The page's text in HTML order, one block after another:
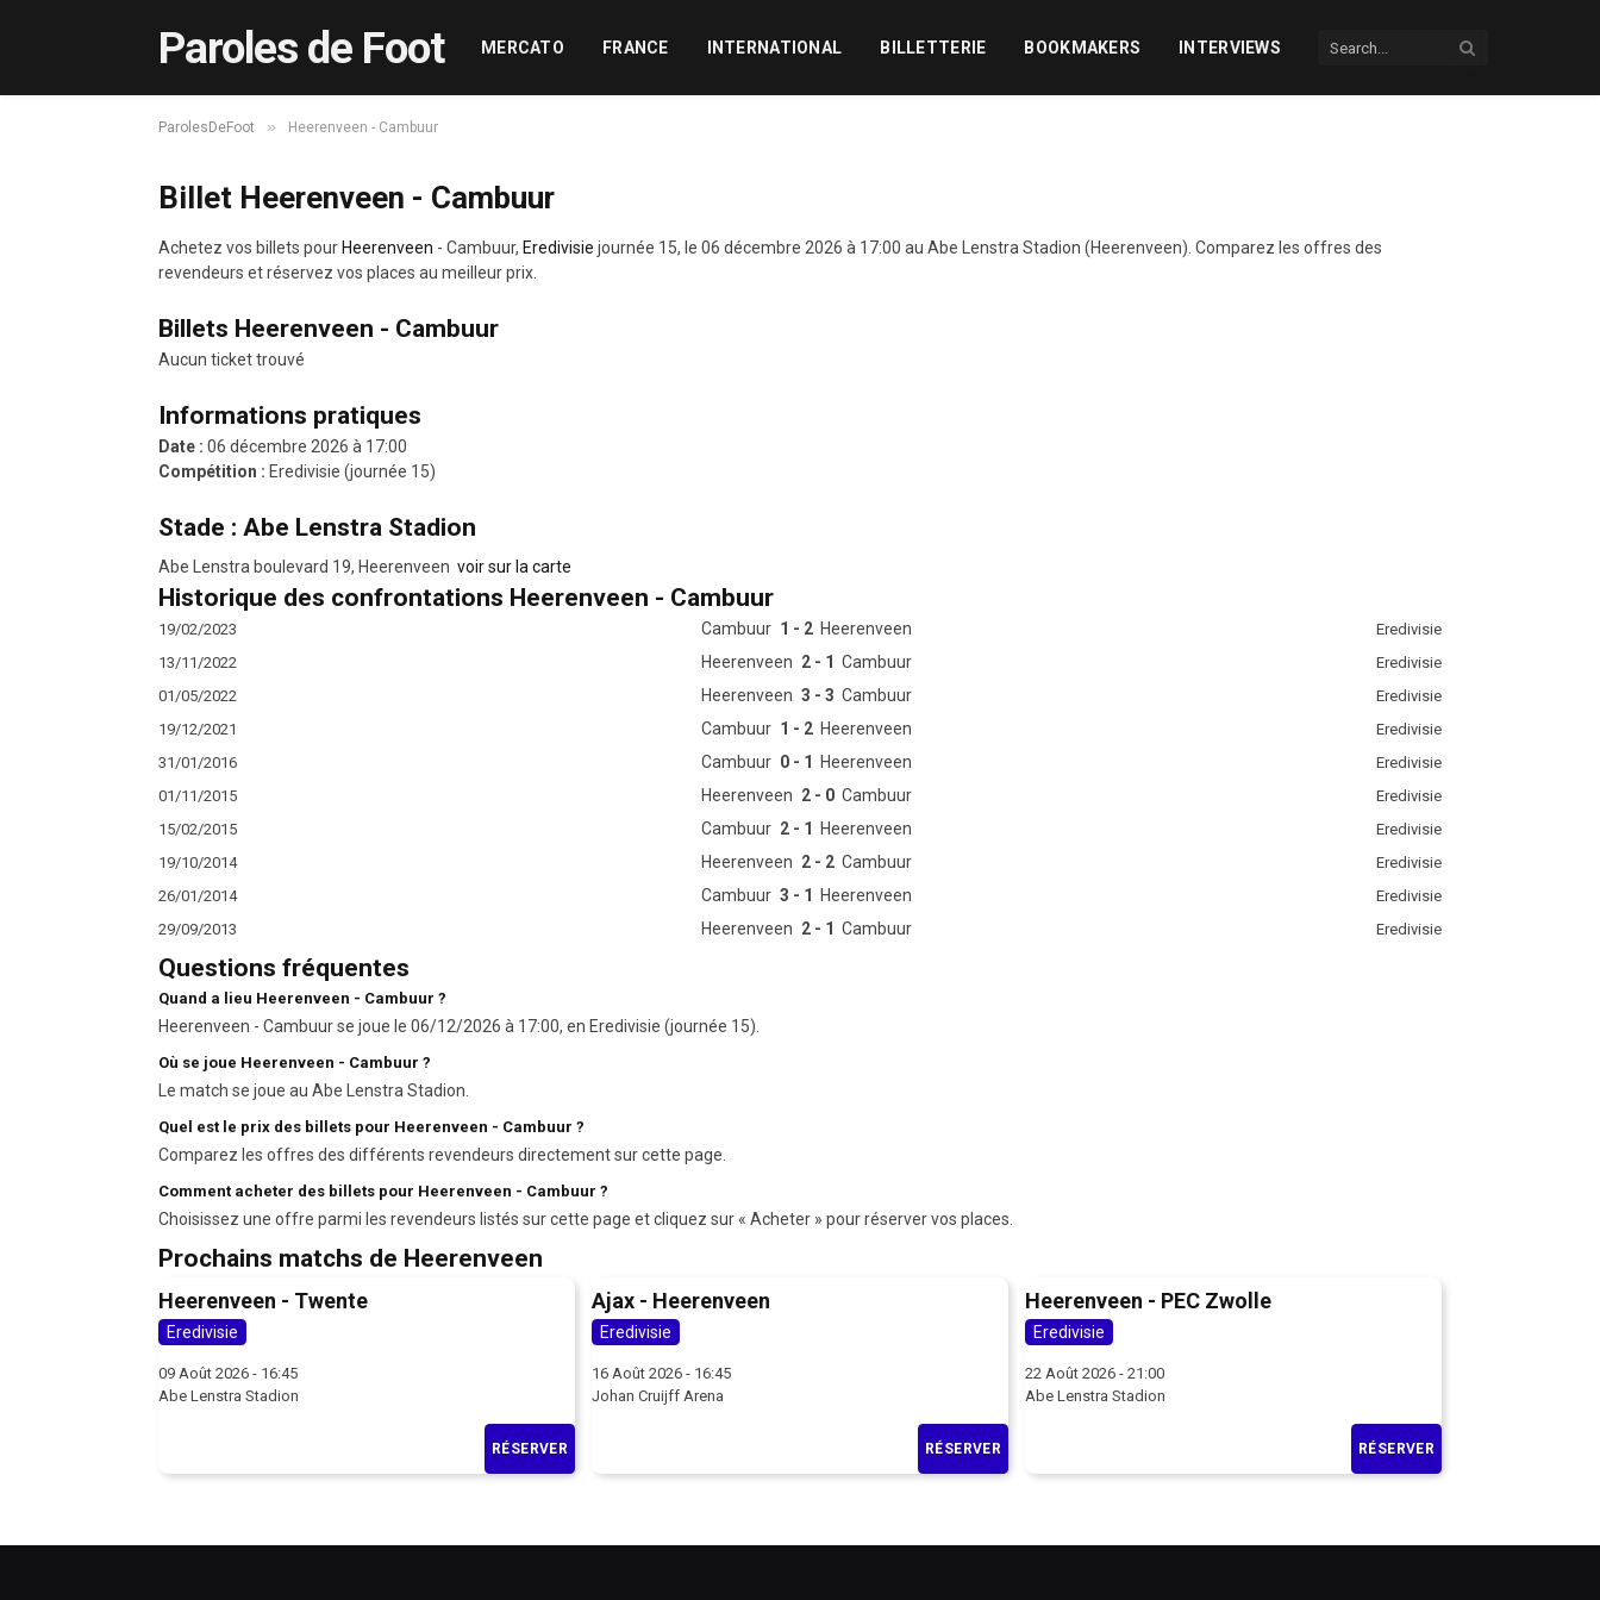
Paroles de Foot MERCATO FRANCE INTERNATIONAL BILLETTERIE BOOKMAKERS INTERVIEWS
ParolesDeFoot » Heerenveen - Cambuur
Billet Heerenveen - Cambuur
Achetez vos billets pour Heerenveen - Cambuur, Eredivisie journée 15, le 06 décembre 2026 à 17:00 au Abe Lenstra Stadion (Heerenveen). Comparez les offres des
revendeurs et réservez vos places au meilleur prix.
Billets Heerenveen - Cambuur
Aucun ticket trouvé
Informations pratiques
Date : 06 décembre 2026 à 17:00
Compétition : Eredivisie (journée 15)
Stade : Abe Lenstra Stadion
Abe Lenstra boulevard 19, Heerenveen voir sur la carte
Historique des confrontations Heerenveen - Cambuur
19/02/2023 Cambuur 1 - 2 Heerenveen
Eredivisie
13/11/2022
Heerenveen 2 - 1 Cambuur
Eredivisie
01/05/2022
Heerenveen 3 - 3 Cambuur
Eredivisie
19/12/2021
Cambuur 1 - 2 Heerenveen
Eredivisie
31/01/2016
Cambuur 0 - 1 Heerenveen
Eredivisie
01/11/2015
Heerenveen 2 - 0 Cambuur
Eredivisie
15/02/2015
Cambuur 2 - 1 Heerenveen
Eredivisie
19/10/2014
Heerenveen 2 - 2 Cambuur
Eredivisie
26/01/2014
Cambuur 3 - 1 Heerenveen
Eredivisie
29/09/2013
Heerenveen 2 - 1 Cambuur Eredivisie
Questions fréquentes
Quand a lieu Heerenveen - Cambuur ?
Heerenveen - Cambuur se joue le 06/12/2026 à 17:00, en Eredivisie (journée 15).
Où se joue Heerenveen - Cambuur ?
Le match se joue au Abe Lenstra Stadion.
Quel est le prix des billets pour Heerenveen - Cambuur ?
Comparez les offres des différents revendeurs directement sur cette page.
Comment acheter des billets pour Heerenveen - Cambuur ?
Choisissez une offre parmi les revendeurs listés sur cette page et cliquez sur « Acheter » pour réserver vos places.
Prochains matchs de Heerenveen
Heerenveen - Twente
Eredivisie
09 Août 2026 - 16:45
Abe Lenstra Stadion
RÉSERVER
Ajax - Heerenveen
Eredivisie
16 Août 2026 - 16:45
Johan Cruijff Arena
RÉSERVER
Heerenveen - PEC Zwolle
Eredivisie
22 Août 2026 - 21:00
Abe Lenstra Stadion
RÉSERVER